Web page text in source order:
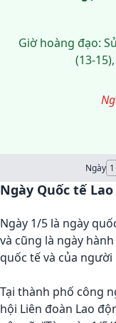
Giờ hoàng đạo:
(13-
Ngày
Ngày Quốc tế
Ngày 1/5 là ngày
và cũng là ngày
quốc tế và của người
Tại thành phố công
hội Liên đoàn Lao